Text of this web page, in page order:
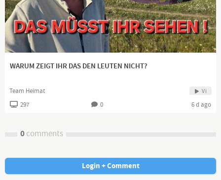
WARUM ZEIGT IHR DAS DEN LEUTEN NICHT?
Team Heimat Vi
297 0 6 d ago
0comments
Login + Comment